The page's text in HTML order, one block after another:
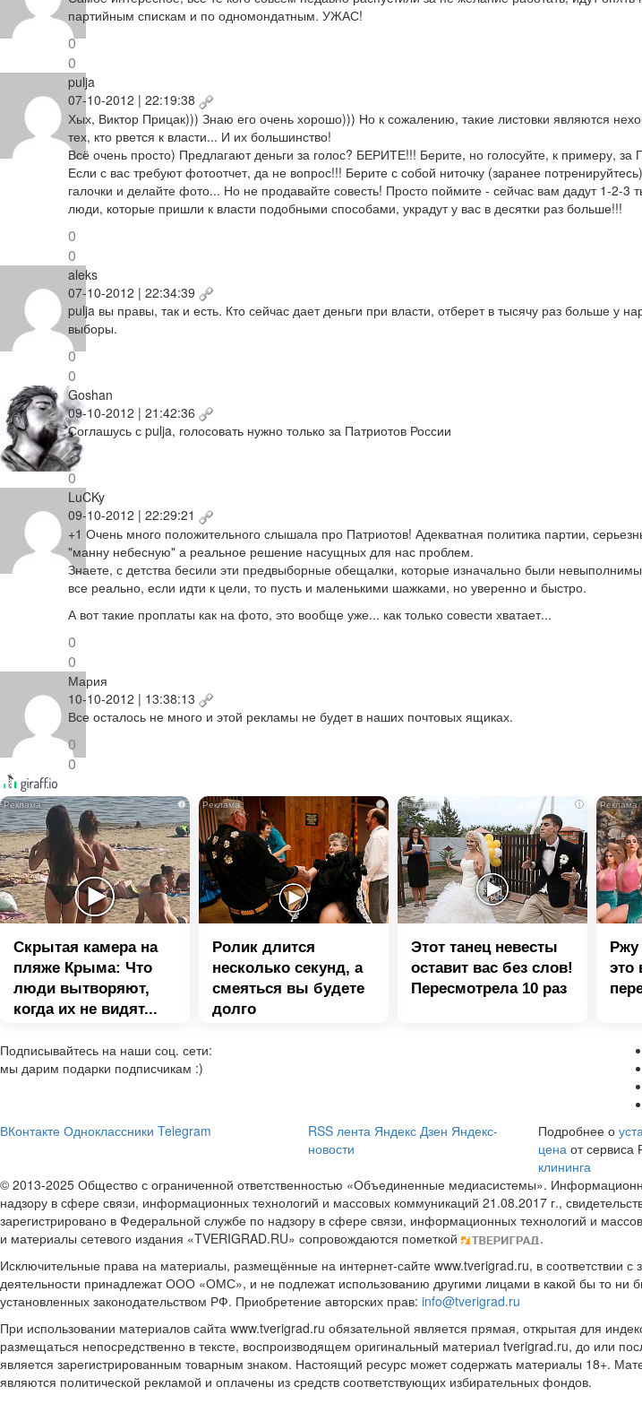
партийным спискам и по одномондатным. УЖАС!
0
0
pulja
07-10-2012 | 22:19:38
Хых, Виктор Прицак))) Знаю его очень хорошо))) Но к сожалению, такие листовки являются
тех, кто рвется к власти... И их большинство!
Всё очень просто) Предлагают деньги за голос? БЕРИТЕ!!! Берите, но голосуйте, к примеру, за
Если с вас требуют фотоотчет, да не вопрос!!! Берите с собой ниточку (заранее
галочки и делайте фото... Но не продавайте совесть! Просто поймите - сейчас вам дадут 1-2-3
люди, которые пришли к власти подобными способами, украдут у вас в десятки раз больше!!!
0
0
aleks
07-10-2012 | 22:34:39
pulja вы правы, так и есть. Кто сейчас дает деньги при власти, отберет в тысячу раз больше у
выборы.
0
0
Goshan
09-10-2012 | 21:42:36
Соглашусь с pulja, голосовать нужно только за Патриотов России
0
0
LuCKy
09-10-2012 | 22:29:21
+1 Очень много положительного слышала про Патриотов! Адекватная политика партии,
"манну небесную" а реальное решение насущных для нас проблем.
Знаете, с детства бесили эти предвыборные обещалки, которые изначально были
все реально, если идти к цели, то пусть и маленькими шажками, но уверенно и быстро.
А вот такие проплаты как на фото, это вообще уже... как только совести хватает...
0
0
Мария
10-10-2012 | 13:38:13
Все осталось не много и этой рекламы не будет в наших почтовых ящиках.
0
0
i
Скрытая камера на
пляже Крыма: Что
люди вытворяют,
когда их не видят...
i
Ролик длится
несколько секунд, а
смеяться вы будете
долго
i
Этот танец невесты
оставит вас без слов!
Пересмотрела 10 раз
Ржу
это
Подписывайтесь на наши соц. сети:
мы дарим подарки подписчикам :)
ВКонтакте Одноклассники Telegram RSS лента Яндекс Дзен Яндекс-
новости
Подробнее о
цена от сервиса
клининга
© 2013-2025 Общество с ограниченной ответственностью «Объединенные медиасистемы».
надзору в сфере связи, информационных технологий и массовых коммуникаций 21.08.2017 г.,
зарегистрировано в Федеральной службе по надзору в сфере связи, информационных технологий и
и материалы сетевого издания «TVERIGRAD.RU» сопровождаются пометкой
.
Исключительные права на материалы, размещённые на интернет-сайте www.tverigrad.ru, в соответствии с
деятельности принадлежат ООО «ОМС», и не подлежат использованию другими лицами в какой бы то
установленных законодательством РФ. Приобретение авторских прав: info@tverigrad.ru
При использовании материалов сайта www.tverigrad.ru обязательной является прямая, открытая для
размещаться непосредственно в тексте, воспроизводящем оригинальный материал tverigrad.ru, до или
является зарегистрированным товарным знаком. Настоящий ресурс может содержать материалы 18+.
являются политической рекламой и оплачены из средств соответствующих избирательных фондов.